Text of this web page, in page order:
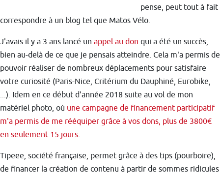
pense, peut tout à fait
correspondre à un blog tel que Matos Vélo.
J'avais il y a 3 ans lancé un appel au don qui a été un succès,
bien au-delà de ce que je pensais atteindre. Cela m'a permis de
pouvoir réaliser de nombreux déplacements pour satisfaire
votre curiosité (Paris-Nice, Critérium du Dauphiné, Eurobike,
...). Idem en ce début d'année 2018 suite au vol de mon
matériel photo, où une campagne de financement participatif
m'a permis de me rééquiper grâce à vos dons, plus de 3800€
en seulement 15 jours.
Tipeee, société française, permet grâce à des tips (pourboire),
de financer la création de contenu à partir de sommes ridicules